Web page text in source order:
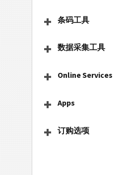
条码工具
数据采集工具
Online Services
Apps
订购选项